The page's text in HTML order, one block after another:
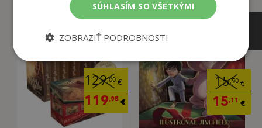
129,00 €
119,95 €
15,90€
15,11 €
SÚHLASÍM SO VŠETKÝMI
ZOBRAZIŤ PODROBNOSTI